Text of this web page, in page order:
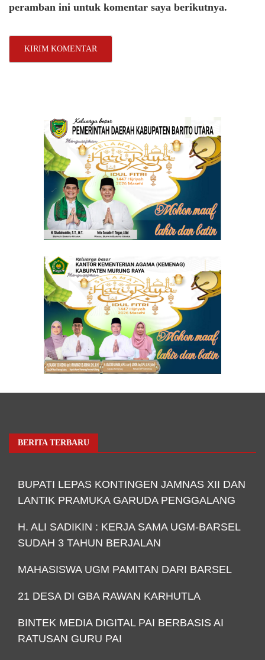
peramban ini untuk komentar saya berikutnya.
BERITA TERBARU
BUPATI LEPAS KONTINGEN JAMNAS XII DAN
LANTIK PRAMUKA GARUDA PENGGALANG
H. ALI SADIKIN : KERJA SAMA UGM-BARSEL
SUDAH 3 TAHUN BERJALAN
MAHASISWA UGM PAMITAN DARI BARSEL
21 DESA DI GBA RAWAN KARHUTLA
BINTEK MEDIA DIGITAL PAI BERBASIS AI
RATUSAN GURU PAI